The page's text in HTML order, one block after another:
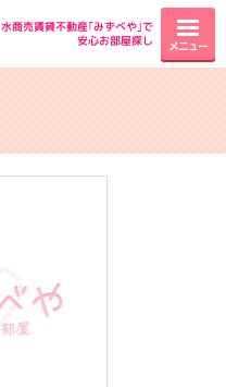
水商売賃貸不動産｢みずべや｣で
安心お部屋探し
メニュー